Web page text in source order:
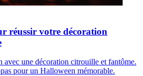
réussir votre décoration
avec une décoration citrouille et fantôme.
pour un Halloween mémorable.